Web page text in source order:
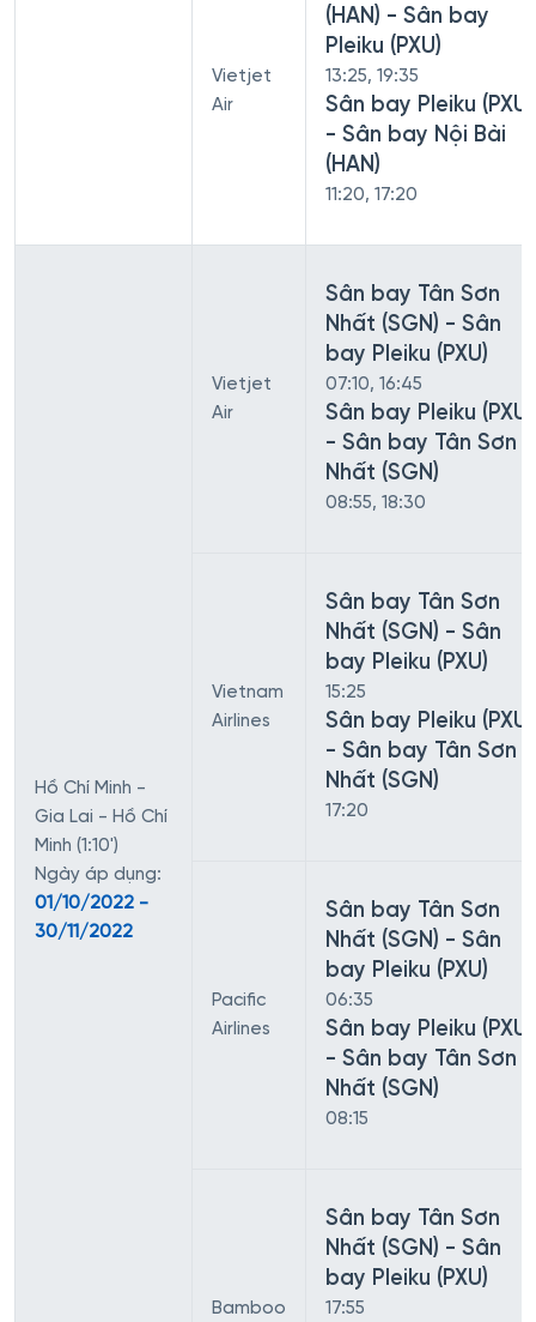
Vietjet
Air
(HAN) - Sân bay
Pleiku (PXU)
13:25, 19:35
Sân bay Pleiku (PXU)
- Sân bay Nội Bài
(HAN)
11:20, 17:20
Hồ Chí Minh -
Gia Lai - Hồ Chí
Minh (1:10')
Ngày áp dụng:
01/10/2022 -
30/11/2022
Vietjet
Air
Sân bay Tân Sơn
Nhất (SGN) - Sân
bay Pleiku (PXU)
07:10, 16:45
Sân bay Pleiku (PXU)
- Sân bay Tân Sơn
Nhất (SGN)
08:55, 18:30
Vietnam
Airlines
Sân bay Tân Sơn
Nhất (SGN) - Sân
bay Pleiku (PXU)
15:25
Sân bay Pleiku (PXU)
- Sân bay Tân Sơn
Nhất (SGN)
17:20
Pacific
Airlines
Sân bay Tân Sơn
Nhất (SGN) - Sân
bay Pleiku (PXU)
06:35
Sân bay Pleiku (PXU)
- Sân bay Tân Sơn
Nhất (SGN)
08:15
Bamboo
Sân bay Tân Sơn
Nhất (SGN) - Sân
bay Pleiku (PXU)
17:55